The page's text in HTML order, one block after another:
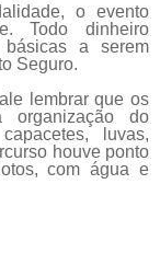
o evento
Todo dinheiro
a serem
Seguro.
lembrar que os
organização do
luvas,
houve ponto
com água e